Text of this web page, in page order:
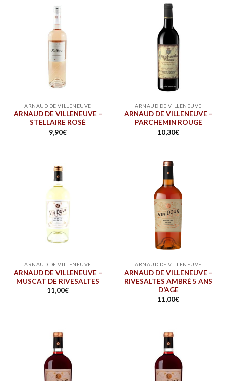
ARNAUD DE VILLENEUVE
ARNAUD DE VILLENEUVE –
STELLAIRE ROSÉ
9,90€
ARNAUD DE VILLENEUVE
ARNAUD DE VILLENEUVE –
PARCHEMIN ROUGE
10,30€
ARNAUD DE VILLENEUVE
ARNAUD DE VILLENEUVE –
MUSCAT DE RIVESALTES
11,00€
ARNAUD DE VILLENEUVE
ARNAUD DE VILLENEUVE –
RIVESALTES AMBRÉ 5 ANS
D’AGE
11,00€